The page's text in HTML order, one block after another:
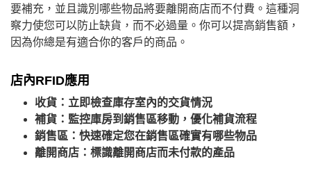
要補充，並且識別哪些物品將要離開商店而不付費。這種洞
察力使您可以防止缺貨，而不必過量。你可以提高銷售額，
因為你總是有適合你的客戶的商品。
店內RFID應用
收貨：立即檢查庫存室內的交貨情況
補貨：監控庫房到銷售區移動，優化補貨流程
銷售區：快速確定您在銷售區確實有哪些物品
離開商店：標識離開商店而未付款的產品